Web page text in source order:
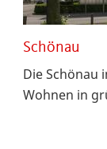
Schönau
Die Schönau
Wohnen in